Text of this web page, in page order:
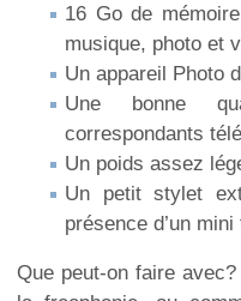
16 Go de
musique, photo et
Un appareil Photo
Une bonne
correspondants
Un poids assez
Un petit stylet
présence d’un
Que peut-on faire